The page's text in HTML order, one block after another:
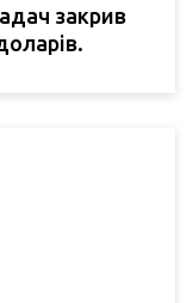
закрив